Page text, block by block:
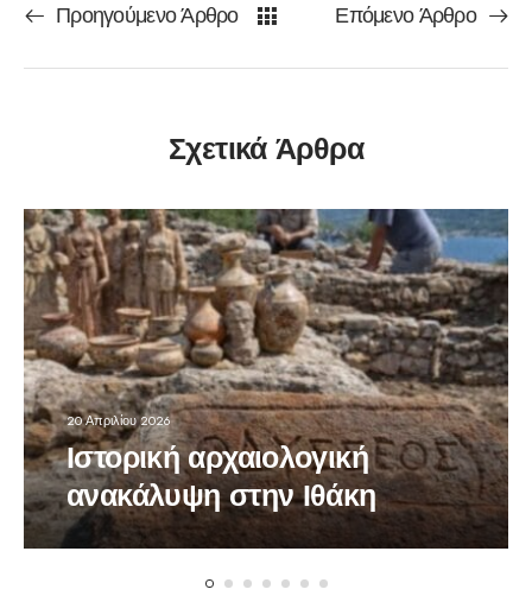
Προηγούμενο Άρθρο Επόμενο Άρθρο
Σχετικά Άρθρα
20 Απριλίου 2026
Ιστορική αρχαιολογική
ανακάλυψη στην Ιθάκη